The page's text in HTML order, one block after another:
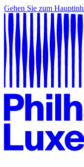
Gehen Sie zum